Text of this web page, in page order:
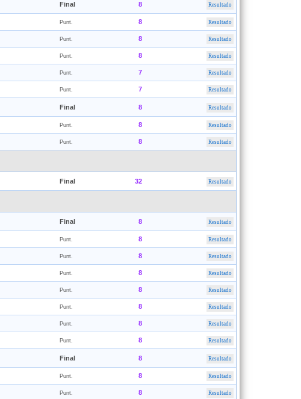
Final 8 Resultado
Punt. 8 Resultado
Punt. 8 Resultado
Punt. 8 Resultado
Punt. 7 Resultado
Punt. 7 Resultado
Final 8 Resultado
Punt. 8 Resultado
Punt. 8 Resultado
Final 32 Resultado
Final 8 Resultado
Punt. 8 Resultado
Punt. 8 Resultado
Punt. 8 Resultado
Punt. 8 Resultado
Punt. 8 Resultado
Punt. 8 Resultado
Punt. 8 Resultado
Final 8 Resultado
Punt. 8 Resultado
Punt. 8 Resultado